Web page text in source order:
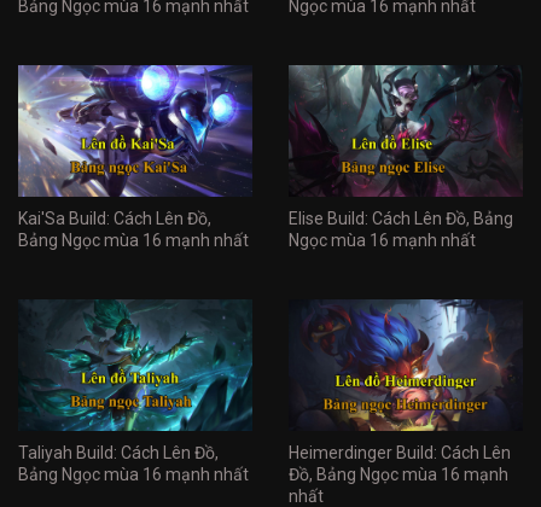
Bảng Ngọc mùa 16 mạnh nhất
Ngọc mùa 16 mạnh nhất
Kai'Sa Build: Cách Lên Đồ,
Bảng Ngọc mùa 16 mạnh nhất
Elise Build: Cách Lên Đồ, Bảng
Ngọc mùa 16 mạnh nhất
Taliyah Build: Cách Lên Đồ,
Bảng Ngọc mùa 16 mạnh nhất
Heimerdinger Build: Cách Lên
Đồ, Bảng Ngọc mùa 16 mạnh
nhất